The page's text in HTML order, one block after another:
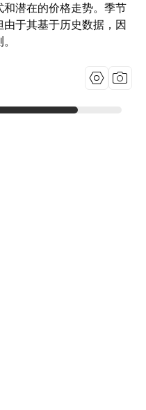
潜在的价格走势。季节
于其基于历史数据，因